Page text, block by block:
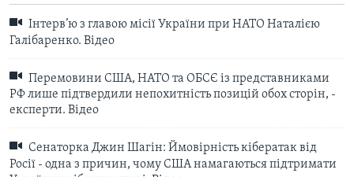
Інтерв’ю з главою місії України при НАТО Наталією
Галібаренко. Відео
Перемовини США, НАТО та ОБСЄ із представниками
РФ лише підтвердили непохитність позицій обох сторін, -
експерти. Відео
Сенаторка Джин Шагін: Ймовірність кібератак від
Росії - одна з причин, чому США намагаються підтримати